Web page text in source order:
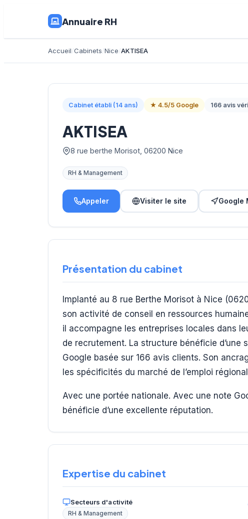
Annuaire RH
Accueil Cabinets Nice AKTISEA
Cabinet établi (14 ans) ★ 4.5/5 Google 166 avis
AKTISEA
8 rue berthe Morisot, 06200 Nice
RH & Management
Appeler Visiter le site Google
Présentation du cabinet
Implanté au 8 rue Berthe Morisot à Nice
son activité de conseil en ressources
il accompagne les entreprises locales dans
de recrutement. La structure bénéficie
Google basée sur 166 avis clients. Son
les spécificités du marché de l’emploi
Avec une portée nationale. Avec une note
bénéficie d’une excellente réputation.
Expertise du cabinet
Secteurs d'activité
RH & Management